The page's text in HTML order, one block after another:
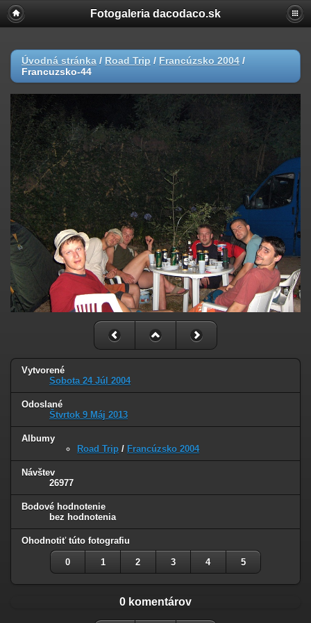
Fotogaleria dacodaco.sk
Úvodná stránka / Road Trip / Francúzsko 2004 /
Francuzsko-44
Vytvorené
Sobota 24 Júl 2004
Odoslané
Štvrtok 9 Máj 2013
Albumy
Road Trip / Francúzsko 2004
Návštev
26977
Bodové hodnotenie
bez hodnotenia
Ohodnotiť túto fotografiu
0 1 2 3 4 5
0 komentárov